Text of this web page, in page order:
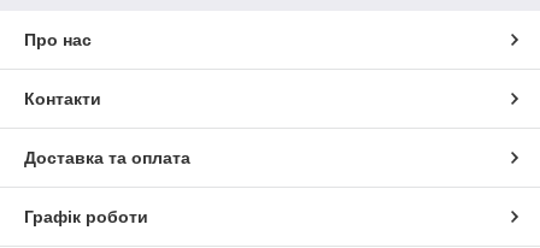
Про нас
Контакти
Доставка та оплата
Графік роботи